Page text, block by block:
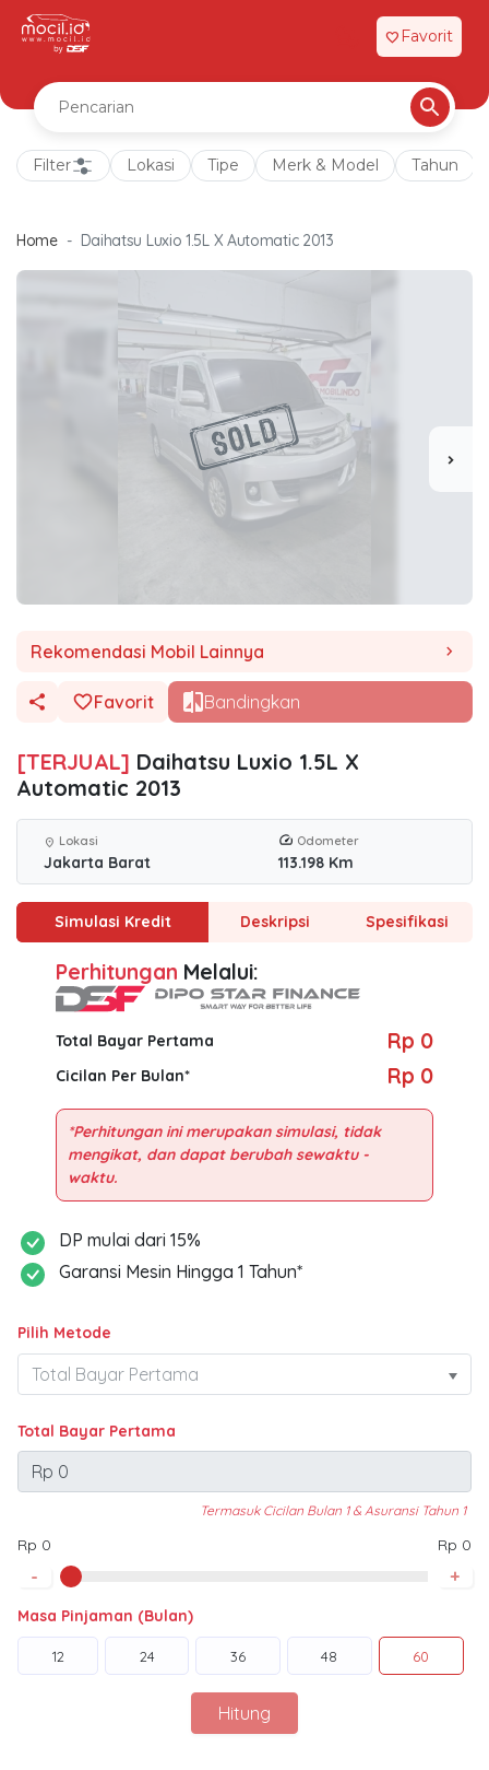
favorite Favorit
Filter Lokasi Tipe Merk & Model Tahun
Home Daihatsu Luxio 1.5L X Automatic 2013
chevron_right
Rekomendasi Mobil Lainnya chevron_right
Favorit Bandingkan
[TERJUAL] Daihatsu Luxio 1.5L X
Automatic 2013
location_on Lokasi
Jakarta Barat
Odometer
113.198 Km
Simulasi Kredit Deskripsi Spesifikasi
Perhitungan Melalui:
Total Bayar Pertama Rp 0
Cicilan Per Bulan* Rp 0
*Perhitungan ini merupakan simulasi, tidak
mengikat, dan dapat berubah sewaktu -
DP mulai dari 15%
Garansi Mesin Hingga 1 Tahun*
Pilih Metode
Total Bayar Pertama
Termasuk Cicilan Bulan 1 & Asuransi Tahun 1
Rp 0 Rp 0
- +
Masa Pinjaman (Bulan)
12 24 36 48 60
Hitung